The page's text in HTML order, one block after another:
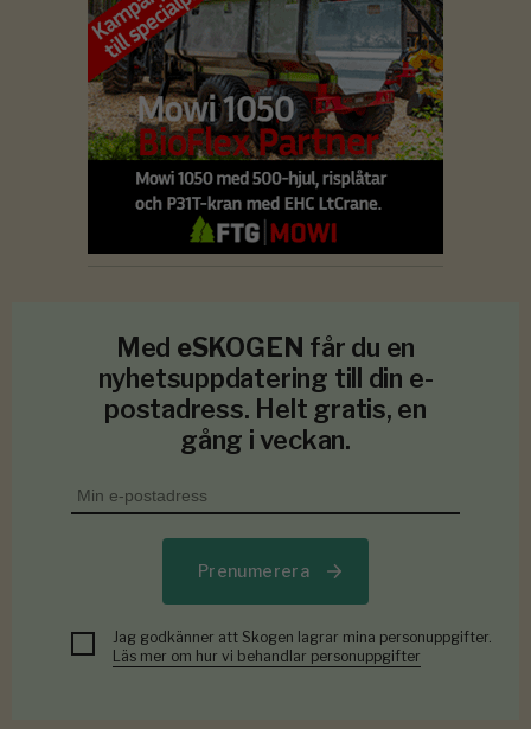
Med eSKOGEN får du en
nyhetsuppdatering till din e-
postadress. Helt gratis, en
gång i veckan.
Prenumerera
Jag godkänner att Skogen lagrar mina personuppgifter.
Läs mer om hur vi behandlar personuppgifter